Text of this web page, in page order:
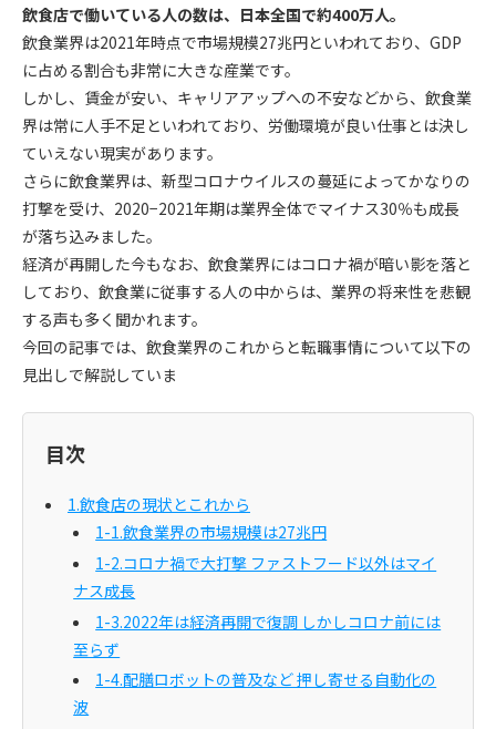
飲食店で働いている人の数は、日本全国で約400万人。
飲食業界は2021年時点で市場規模27兆円といわれており、GDP
に占める割合も非常に大きな産業です。
しかし、賃金が安い、キャリアアップへの不安などから、飲食業
界は常に人手不足といわれており、労働環境が良い仕事とは決し
ていえない現実があります。
さらに飲食業界は、新型コロナウイルスの蔓延によってかなりの
打撃を受け、2020−2021年期は業界全体でマイナス30％も成長
が落ち込みました。
経済が再開した今もなお、飲食業界にはコロナ禍が暗い影を落と
しており、飲食業に従事する人の中からは、業界の将来性を悲観
する声も多く聞かれます。
今回の記事では、飲食業界のこれからと転職事情について以下の
見出しで解説していま
目次
1.飲食店の現状とこれから
1-1.飲食業界の市場規模は27兆円
1-2.コロナ禍で大打撃 ファストフード以外はマイ
ナス成長
1-3.2022年は経済再開で復調 しかしコロナ前には
至らず
1-4.配膳ロボットの普及など 押し寄せる自動化の
波